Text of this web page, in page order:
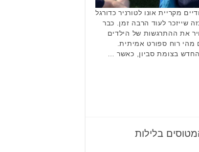
מקריית אונו לטורניר כדורגל
שייזכר לעוד הרבה זמן. כבר
את ההתרגשות של הילדים
מהי רוח ספורט אמיתית.
החדש בצומת סביון, כאשר …
בלילות